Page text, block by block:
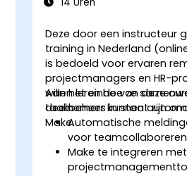
Deze door een instructeur
training in Nederland
is bedoeld voor ervaren
projectmanagers en HR-
willen leren hoe ze
taakbeheer kunnen
Make.
Aan het einde van deze
deelnemers in staat zijn
Automatische
voor
Make te integreren met